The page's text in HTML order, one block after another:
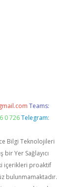
Teams:
0 726 Telegram:
Bilgi Teknolojileri
Yer Sağlayıcı
içerikleri proaktif
bulunmamaktadır.